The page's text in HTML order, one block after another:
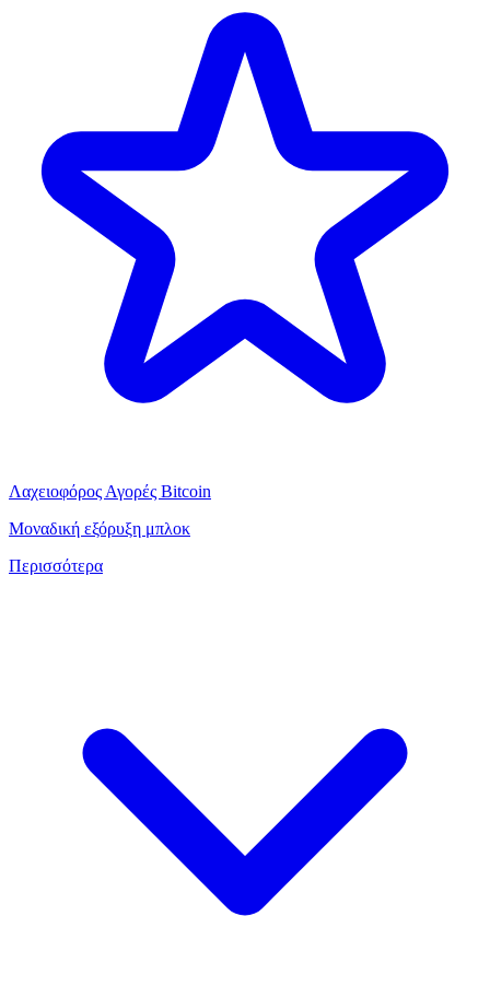
Λαχειοφόρος Αγορές Bitcoin
Μοναδική εξόρυξη μπλοκ
Περισσότερα